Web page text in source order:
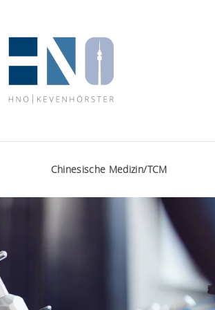
Chinesische Medizin/TCM